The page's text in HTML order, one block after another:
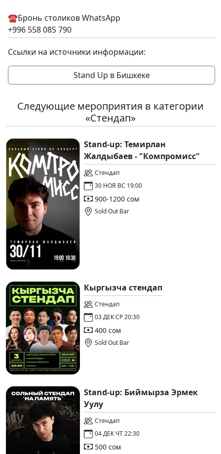
☎️Бронь столиков WhatsApp
+996 558 085 790
Ссылки на источники информации:
Stand Up в Бишкеке
Следующие мероприятия в категории
«Стендап»
Stand-up: Темирлан
Жалдыбаев - "Компромисс"
Стендап
30 НОЯ ВС 19:00
900-1200 сом
Sold Out Bar
Кыргызча стендап
Стендап
03 ДЕК СР 20:30
400 сом
Sold Out Bar
Stand-up: Биймырза Эрмек
Уулу
Стендап
04 ДЕК ЧТ 22:30
500 сом